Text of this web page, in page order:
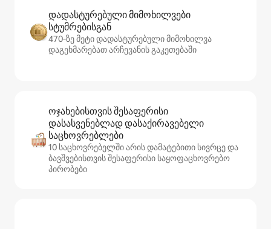
დადასტურებული მიმოხილვები
სტუმრებისგან
470‑ზე მეტი დადასტურებული მიმოხილვა
დაგეხმარებათ არჩევანის გაკეთებაში
ოჯახებისთვის შესაფერისი
დასასვენებლად დასაქირავებელი
საცხოვრებლები
10 საცხოვრებელში არის დამატებითი სივრცე და
ბავშვებისთვის შესაფერისი საყოფაცხოვრებო
პირობები